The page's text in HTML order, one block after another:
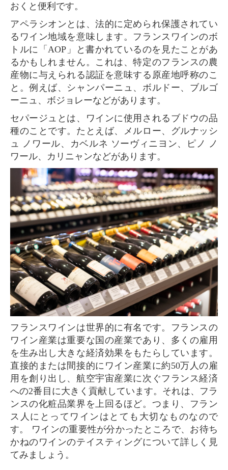
おくと便利です。
アペラシオンとは、法的に定められ保護されてい
るワイン地域を意味します。フランスワインのボ
トルに「AOP」と書かれているのを見たことがあ
るかもしれません。これは、特定のフランスの農
産物に与えられる認証を意味する原産地呼称のこ
と。例えば、シャンパーニュ、ボルドー、ブルゴ
ーニュ、ボジョレーなどがあります。
セパージュとは、ワインに使用されるブドウの品
種のことです。たとえば、メルロー、グルナッシ
ュ ノワール、カベルネ ソーヴィニヨン、ピノ ノ
ワール、カリニャンなどがあります。
フランスワインは世界的に有名です。フランスの
ワイン産業は重要な国の産業であり、多くの雇用
を生み出し大きな経済効果をもたらしています。
直接的または間接的にワイン産業に約50万人の雇
用を創り出し、航空宇宙産業に次ぐフランス経済
への2番目に大きく貢献しています。それは、フラ
ンスの化粧品業界を上回るほど。つまり、フラン
ス人にとってワインはとても大切なものなので
す。 ワインの重要性が分かったところで、お待ち
かねのワインのテイスティングについて詳しく見
てみましょう。